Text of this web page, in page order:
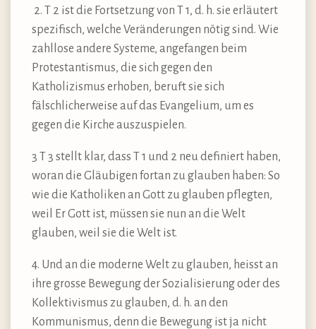
2. T 2 ist die Fortsetzung von T 1, d. h. sie erläutert
spezifisch, welche Veränderungen nötig sind. Wie
zahllose andere Systeme, angefangen beim
Protestantismus, die sich gegen den
Katholizismus erhoben, beruft sie sich
fälschlicherweise auf das Evangelium, um es
gegen die Kirche auszuspielen.
3 T 3 stellt klar, dass T 1 und 2 neu definiert haben,
woran die Gläubigen fortan zu glauben haben: So
wie die Katholiken an Gott zu glauben pflegten,
weil Er Gott ist, müssen sie nun an die Welt
glauben, weil sie die Welt ist.
4. Und an die moderne Welt zu glauben, heisst an
ihre grosse Bewegung der Sozialisierung oder des
Kollektivismus zu glauben, d. h. an den
Kommunismus, denn die Bewegung ist ja nicht